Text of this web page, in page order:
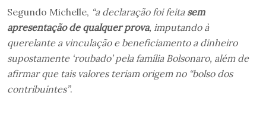
Segundo Michelle, “a declaração foi feita sem
apresentação de qualquer prova, imputando à
querelante a vinculação e beneficiamento a dinheiro
supostamente ‘roubado’ pela família Bolsonaro, além de
afirmar que tais valores teriam origem no “bolso dos
contribuintes”.